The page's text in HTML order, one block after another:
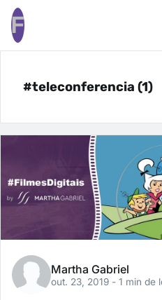
F
#teleconferencia (1)
Martha Gabriel
out. 23, 2019 - 1 min de